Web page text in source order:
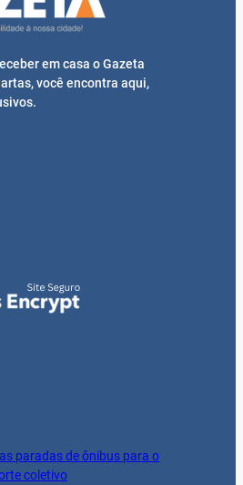
em casa o Gazeta
você encontra aqui,
paradas de ônibus para o
coletivo